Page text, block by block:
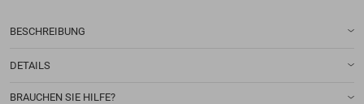
BESCHREIBUNG
DETAILS
BRAUCHEN SIE HILFE?